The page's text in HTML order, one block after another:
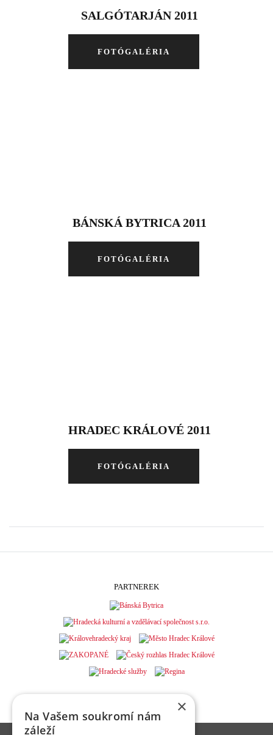
SALGÓTARJÁN 2011
FOTÓGALÉRIA
BÁNSKÁ BYTRICA 2011
FOTÓGALÉRIA
HRADEC KRÁLOVÉ 2011
FOTÓGALÉRIA
PARTNEREK
×
Na Vašem soukromí nám
záleží